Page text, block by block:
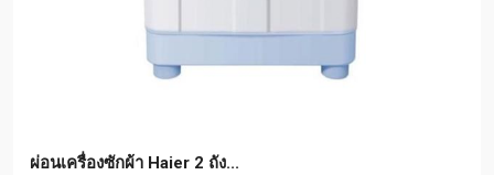
ผ่อนเครื่องซักผ้า Haier 2 ถัง...